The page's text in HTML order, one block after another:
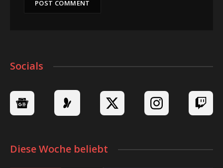
Socials
Diese Woche beliebt